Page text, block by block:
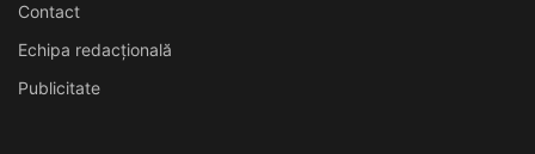
Contact
Echipa redacțională
Publicitate